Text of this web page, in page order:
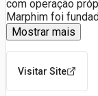
com operação
Marphim foi
Mostrar mais
Visitar Site